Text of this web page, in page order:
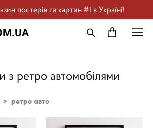
постерів та картин #1 в Україні!
з ретро автомобілями
> ретро авто